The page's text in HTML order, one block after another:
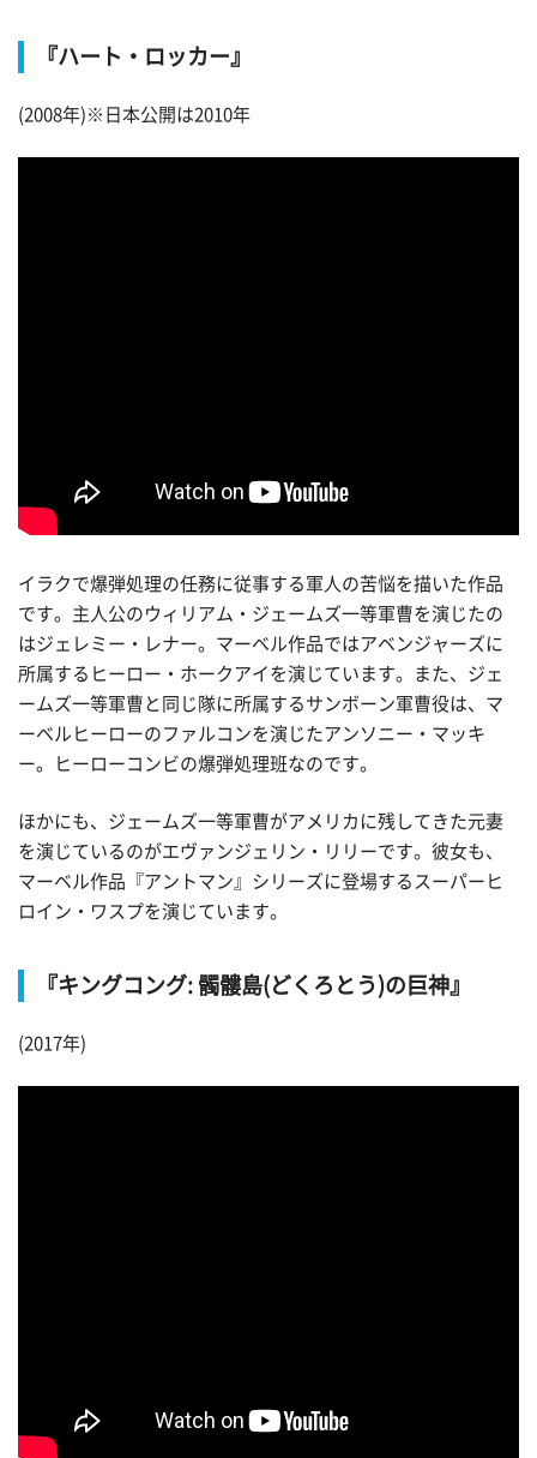
『ハート・ロッカー』
(2008年)※日本公開は2010年
イラクで爆弾処理の任務に従事する軍人の苦悩を描いた作品
です。主人公のウィリアム・ジェームズ一等軍曹を演じたの
はジェレミー・レナー。マーベル作品ではアベンジャーズに
所属するヒーロー・ホークアイを演じています。また、ジェ
ームズ一等軍曹と同じ隊に所属するサンボーン軍曹役は、マ
ーベルヒーローのファルコンを演じたアンソニー・マッキ
ー。ヒーローコンビの爆弾処理班なのです。
ほかにも、ジェームズ一等軍曹がアメリカに残してきた元妻
を演じているのがエヴァンジェリン・リリーです。彼女も、
マーベル作品『アントマン』シリーズに登場するスーパーヒ
ロイン・ワスプを演じています。
『キングコング: 髑髏島(どくろとう)の巨神』
(2017年)